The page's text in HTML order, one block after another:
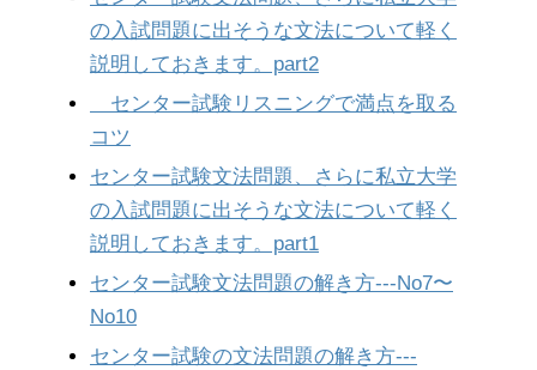
の入試問題に出そうな文法について軽く
説明しておきます。part2
センター試験リスニングで満点を取る
コツ
センター試験文法問題、さらに私立大学
の入試問題に出そうな文法について軽く
説明しておきます。part1
センター試験文法問題の解き方---No7〜
No10
センター試験の文法問題の解き方---